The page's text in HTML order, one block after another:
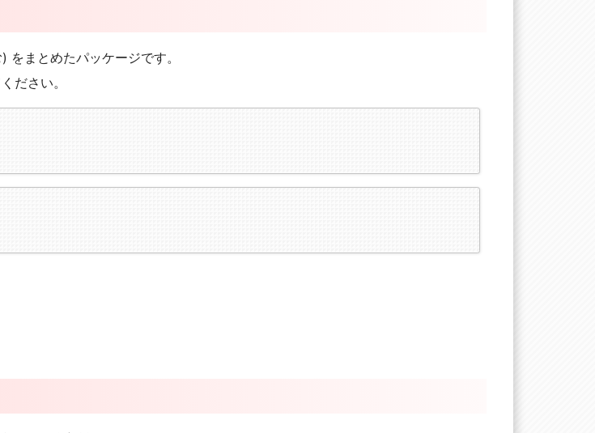
まとめたパッケージです。
ださい。